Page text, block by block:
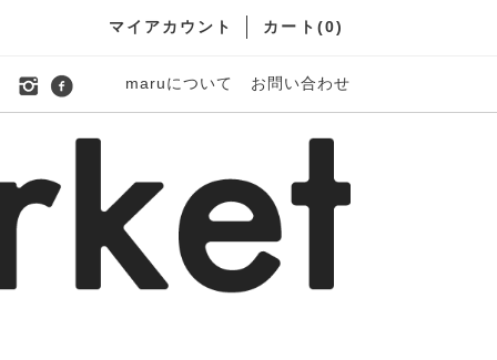
マイアカウント カート(0)
maruについて お問い合わせ